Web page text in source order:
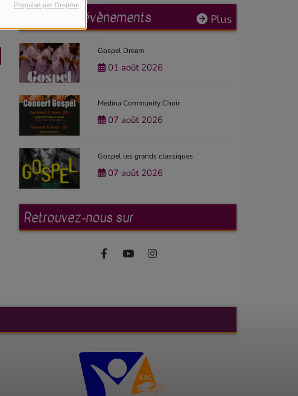
Propulsé par Orejime
Plus
Prochains évènements
Gospel Dream
01 août 2026
Medina Community Choir
07 août 2026
Gospel les grands classiques
07 août 2026
Retrouvez-nous sur